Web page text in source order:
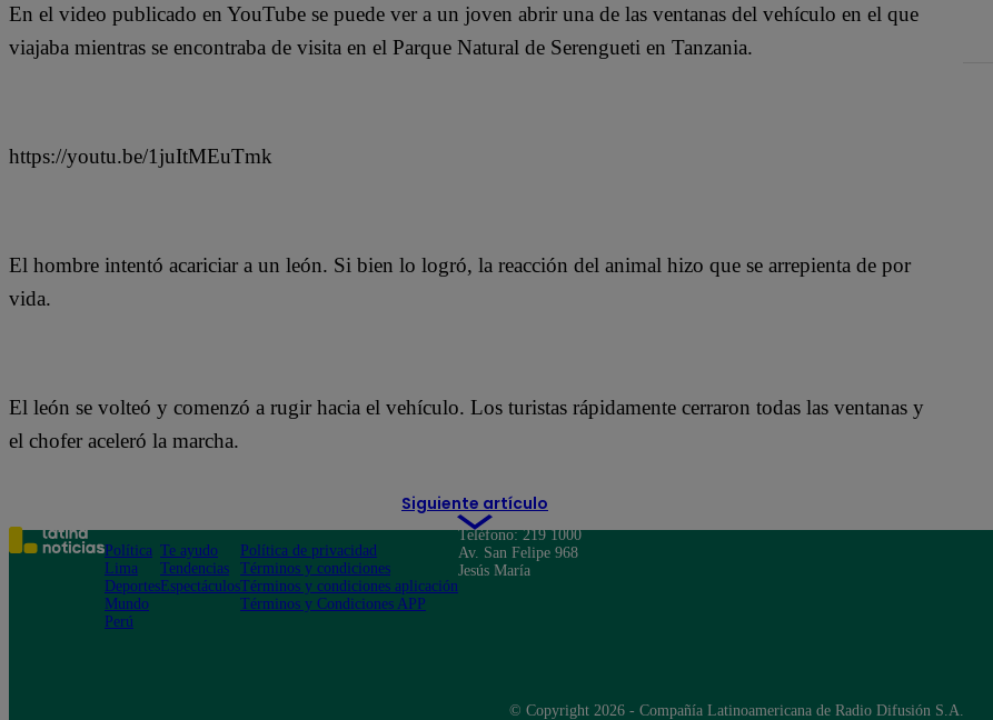
En el video publicado en YouTube se puede ver a un joven abrir una de las ventanas del vehículo en el que
viajaba mientras se encontraba de visita en el Parque Natural de Serengueti en Tanzania.
https://youtu.be/1juItMEuTmk
El hombre intentó acariciar a un león. Si bien lo logró, la reacción del animal hizo que se arrepienta de por
vida.
El león se volteó y comenzó a rugir hacia el vehículo. Los turistas rápidamente cerraron todas las ventanas y
el chofer aceleró la marcha.
Siguiente artículo
Política
Lima
Deportes
Mundo
Perú
Te ayudo
Tendencias
Espectáculos
Política de privacidad
Términos y condiciones
Términos y condiciones aplicación
Términos y Condiciones APP
Teléfono: 219 1000
Av. San Felipe 968
Jesús María
© Copyright 2026 - Compañía Latinoamericana de Radio Difusión S.A.